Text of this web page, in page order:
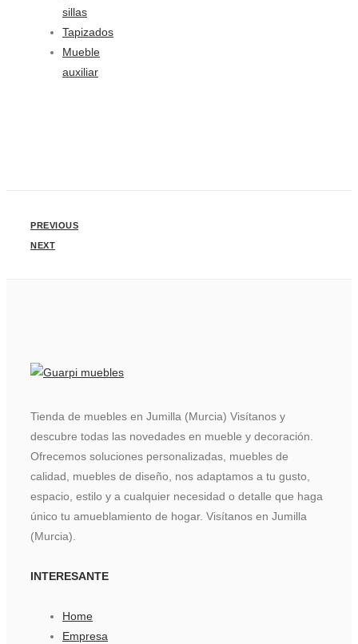
sillas
Tapizados
Mueble
auxiliar
PREVIOUS
NEXT
Tienda de muebles en Jumilla (Murcia) Visítanos y
descubre todas las novedades en mueble y decoración.
Ofrecemos soluciones personalizadas, muebles de
calidad, muebles de diseño, nos adaptamos a tu gusto,
espacio, estilo y a cualquier necesidad o detalle que haga
único tu amueblamiento de hogar. Visítanos en Jumilla
(Murcia).
INTERESANTE
Home
Empresa